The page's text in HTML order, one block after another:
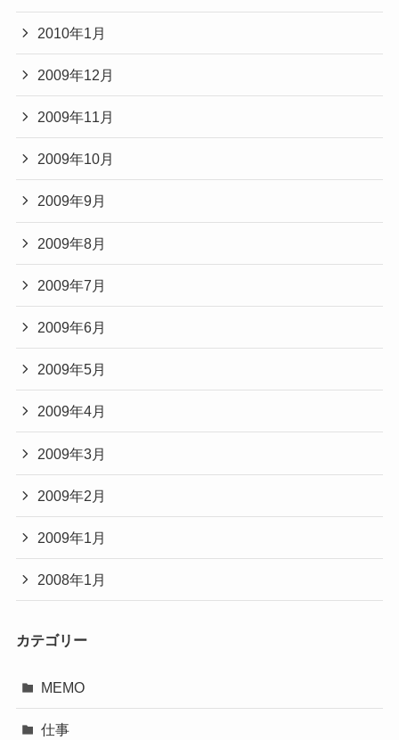
2010年1月
2009年12月
2009年11月
2009年10月
2009年9月
2009年8月
2009年7月
2009年6月
2009年5月
2009年4月
2009年3月
2009年2月
2009年1月
2008年1月
カテゴリー
MEMO
仕事